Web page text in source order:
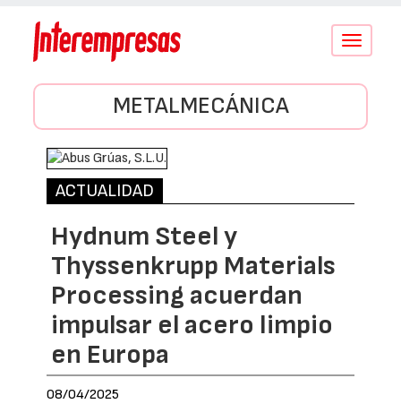
Conmutar
METALMECÁNICA
ACTUALIDAD
Hydnum Steel y
Thyssenkrupp Materials
Processing acuerdan
impulsar el acero limpio
en Europa
08/04/2025